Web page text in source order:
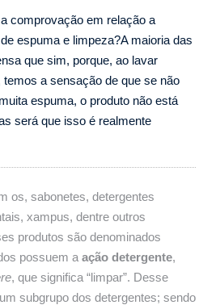
comprovação em relação a
espuma e limpeza?A maioria das
que sim, porque, ao lavar
a sensação de que se não
espuma, o produto não está
será que isso é realmente
os, sabonetes, detergentes
xampus, dentre outros
produtos são denominados
possuem a ação detergente,
, que significa “limpar”. Desse
subgrupo dos detergentes; sendo